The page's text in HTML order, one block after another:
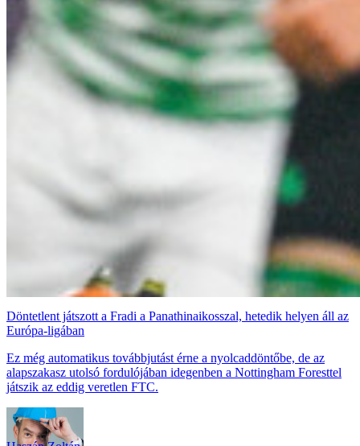
Döntetlent játszott a Fradi a Panathinaikosszal, hetedik helyen áll az
Európa-ligában
Ez még automatikus továbbjutást érne a nyolcaddöntőbe, de az
alapszakasz utolsó fordulójában idegenben a Nottingham Foresttel
játszik az eddig veretlen FTC.